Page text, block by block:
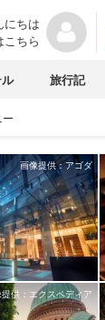
にちは
こちら
旅行記
画像提供：アゴダ
供：エクスペディア